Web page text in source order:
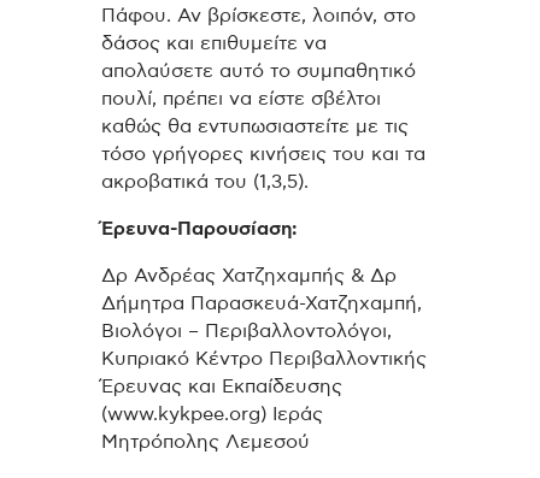
Πάφου. Αν βρίσκεστε, λοιπόν, στο
δάσος και επιθυμείτε να
απολαύσετε αυτό το συμπαθητικό
πουλί, πρέπει να είστε σβέλτοι
καθώς θα εντυπωσιαστείτε με τις
τόσο γρήγορες κινήσεις του και τα
ακροβατικά του (1,3,5).
Έρευνα-Παρουσίαση:
Δρ Ανδρέας Χατζηχαμπής & Δρ
Δήμητρα Παρασκευά-Χατζηχαμπή,
Βιολόγοι – Περιβαλλοντολόγοι,
Κυπριακό Κέντρο Περιβαλλοντικής
Έρευνας και Εκπαίδευσης
(www.kykpee.org) Ιεράς
Μητρόπολης Λεμεσού